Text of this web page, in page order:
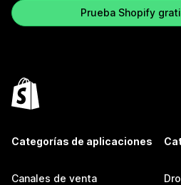
Prueba Shopify
Categorías de aplicaciones
Canales de venta